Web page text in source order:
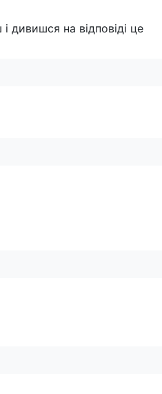
дивишся на відповіді це